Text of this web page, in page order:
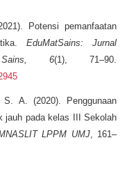
Potensi pemanfaatan
EduMatSains: Jurnal
Sains, 6(1), 71–90.
A. (2020). Penggunaan
jauh pada kelas III Sekolah
LPPM UMJ, 161–